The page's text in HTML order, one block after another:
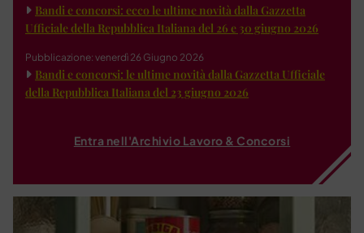
Bandi e concorsi: ecco le ultime novità dalla Gazzetta
Ufficiale della Repubblica Italiana del 26 e 30 giugno 2026
Pubblicazione: venerdì 26 Giugno 2026
Bandi e concorsi: le ultime novità dalla Gazzetta Ufficiale
della Repubblica Italiana del 23 giugno 2026
Entra nell'Archivio Lavoro & Concorsi